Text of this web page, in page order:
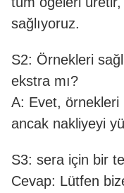
sağlıyoruz.
S2: Örnekleri
ekstra mı?
A: Evet, örnekleri
ancak nakliyeyi
S3: sera için bir
Cevap: Lütfen